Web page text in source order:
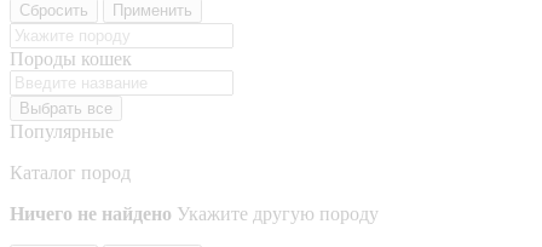
Сбросить Применить
Породы кошек
Выбрать все
Популярные
Каталог пород
Ничего не найдено Укажите другую породу